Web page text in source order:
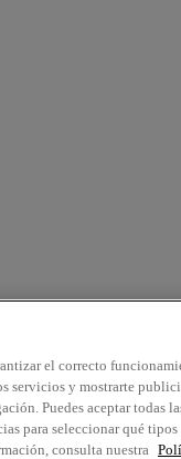
el correcto
servicios y mostrarte
Puedes aceptar todas
para seleccionar qué tipos
consulta nuestra